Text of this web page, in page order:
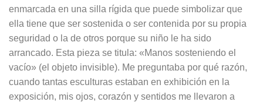
enmarcada en una silla rígida que puede simbolizar que
ella tiene que ser sostenida o ser contenida por su propia
seguridad o la de otros porque su niño le ha sido
arrancado. Esta pieza se titula: «Manos sosteniendo el
vacío» (el objeto invisible). Me preguntaba por qué razón,
cuando tantas esculturas estaban en exhibición en la
exposición, mis ojos, corazón y sentidos me llevaron a